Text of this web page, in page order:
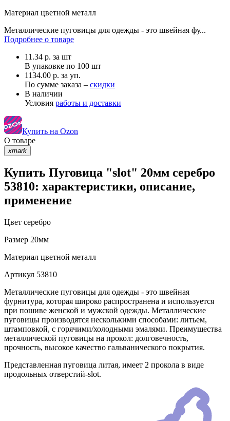
Материал цветной металл
Металлические пуговицы для одежды - это швейная фу...
Подробнее о товаре
11.34 р. за шт
В упаковке по 100 шт
1134.00 р. за уп.
По сумме заказа – скидки
В наличии
Условия работы и доставки
Купить на Ozon
О товаре
xmark
Купить Пуговица "slot" 20мм серебро
53810: характеристики, описание,
применение
Цвет серебро
Размер 20мм
Материал цветной металл
Артикул 53810
Металлические пуговицы для одежды - это швейная
фурнитура, которая широко распространена и используется
при пошиве женской и мужской одежды. Металлические
пуговицы производятся несколькими способами: литьем,
штамповкой, с горячими/холодными эмалями. Преимущества
металлической пуговицы на прокол: долговечность,
прочность, высокое качество гальванического покрытия.
Представленная пуговица литая, имеет 2 прокола в виде
продольных отверстий-slot.